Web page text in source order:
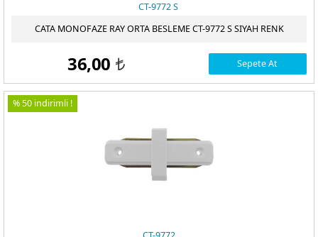
CT-9772 S
CATA MONOFAZE RAY ORTA BESLEME CT-9772 S SIYAH RENK
36,00 t Sepete At
% 50 indirimli !